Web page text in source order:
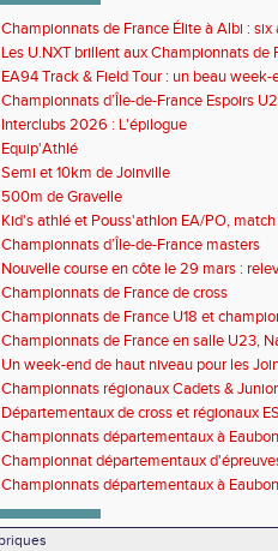
Championnats de France Élite à Albi :
rendez-vous de l'élite nationale
Les U.NXT brillent aux Championnats de
une pluie de performances
EA94 Track & Field Tour : un beau
Championnats d’Île-de-France Espoirs
Interclubs 2026 : L'épilogue
Equip'Athlé
Semi et 10km de Joinville
500m de Gravelle
Kid's athlé et Pouss'athlon EA/PO,
championnat LIFA épreuves combinées
Championnats d’Île-de-France masters
Nouvelle course en côte le 29 mars :
Championnats de France de cross
Championnats de France U18 et
Lancers Long
Championnats de France en salle U23,
de cross-country
Un week-end de haut niveau pour les
Championnats régionaux Cadets &
performances avant le Meeting de Paris
Départementaux de cross et régionaux
Championnats départementaux à
Championnat départementaux
Championnats départementaux à